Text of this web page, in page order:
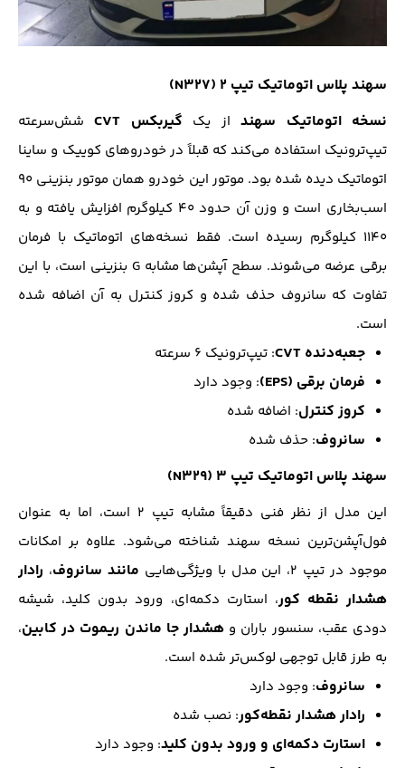
سهند پلاس اتوماتیک تیپ ۲ (N327)
نسخه اتوماتیک سهنداز یک گیربکس CVT
شش‌سرعته
تیپ‌ترونیک استفاده می‌کند که قبلاً در خودروهای کوییک و ساینا
اتوماتیک دیده شده بود. موتور این خودرو همان موتور بنزینی ۹۰
اسب‌بخاری است و وزن آن حدود ۴۰ کیلوگرم افزایش یافته و به
۱۱۴۰ کیلوگرم رسیده است. فقط نسخه‌های اتوماتیک با فرمان
برقی عرضه می‌شوند. سطح آپشن‌ها مشابه G بنزینی است، با این
تفاوت که سانروف حذف شده و کروز کنترل به آن اضافه شده
است.
جعبه‌دنده CVT : تیپ‌ترونیک ۶ سرعته
فرمان برقی (EPS) : وجود دارد
کروز کنترل: اضافه شده
سانروف: حذف شده
سهند پلاس اتوماتیک تیپ ۳ (N329)
این مدل از نظر فنی دقیقاً مشابه تیپ ۲ است، اما به عنوان
فول‌آپشن‌ترین نسخه سهند شناخته می‌شود. علاوه بر امکانات
موجود در تیپ ۲، این مدل با ویژگی‌هایی
مانند سانروف، رادار
هشدار نقطه کور، استارت دکمه‌ای، ورود بدون کلید، شیشه
دودی عقب، سنسور باران و هشدار جا ماندن ریموت در کابین،
به طرز قابل توجهی لوکس‌تر شده است.
سانروف: وجود دارد
رادار هشدار نقطه‌کور: نصب شده
استارت دکمه‌ای و ورود بدون کلید: وجود دارد